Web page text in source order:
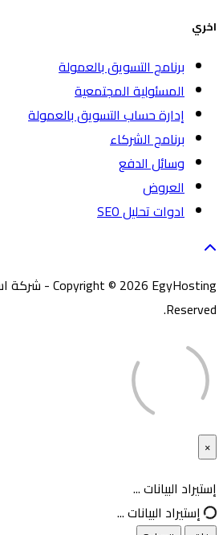
اخري
برنامج التسويق بالعمولة
المسئولية المجتمعية
إدارة حساب التسويق بالعمولة
برنامج الشركاء
وسائل الدفع
العروض
ادوات تحليل SEO
Reserved.
×
غلق
إستيراد البيانات ...
إستيراد البيانات ...